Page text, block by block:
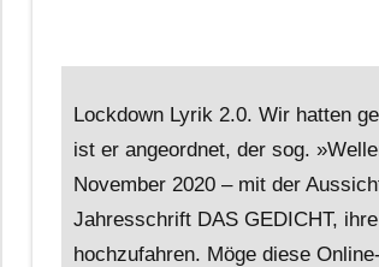
Lockdown Lyrik 2.0. Wir hatten
ist er angeordnet, der sog.
November 2020 – mit der
Jahresschrift DAS GEDICHT,
hochzufahren. Möge diese